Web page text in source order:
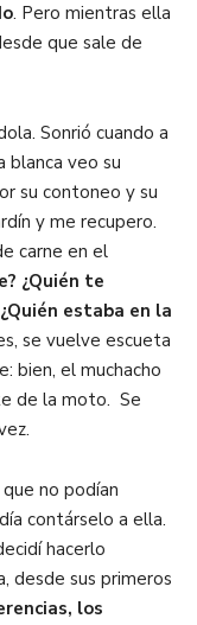
. Pero mientras ella
que sale de
Sonrió cuando a
blanca veo su
su contoneo y su
y me recupero.
carne en el
¿Quién te
estaba en la
se vuelve escueta
bien, el muchacho
de la moto. Se
no podían
contárselo a ella.
hacerlo
desde sus primeros
los